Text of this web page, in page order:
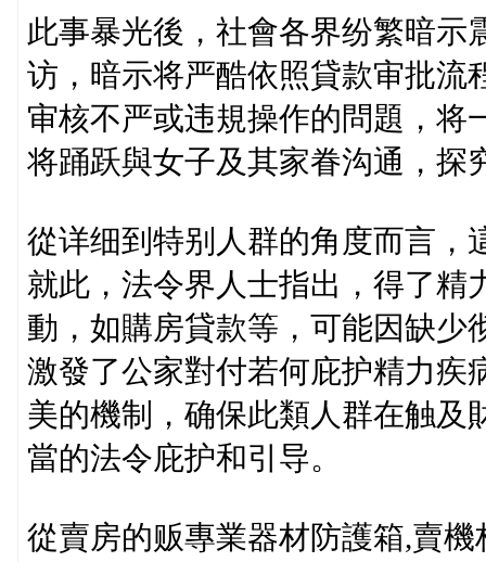
此事暴光後，社會各界纷繁暗示
访，暗示将严酷依照貸款审批流
审核不严或违規操作的問題，将
将踊跃與女子及其家眷沟通，探
從详细到特别人群的角度而言，
就此，法令界人士指出，得了精
動，如購房貸款等，可能因缺少
激發了公家對付若何庇护精力疾
美的機制，确保此類人群在触及
當的法令庇护和引导。
從賣房的贩專業器材防護箱,賣